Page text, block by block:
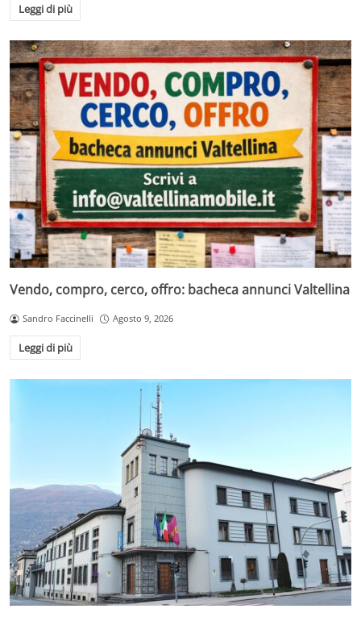
Leggi di più
Vendo, compro, cerco, offro: bacheca annunci Valtellina
Sandro Faccinelli Agosto 9, 2026
Leggi di più